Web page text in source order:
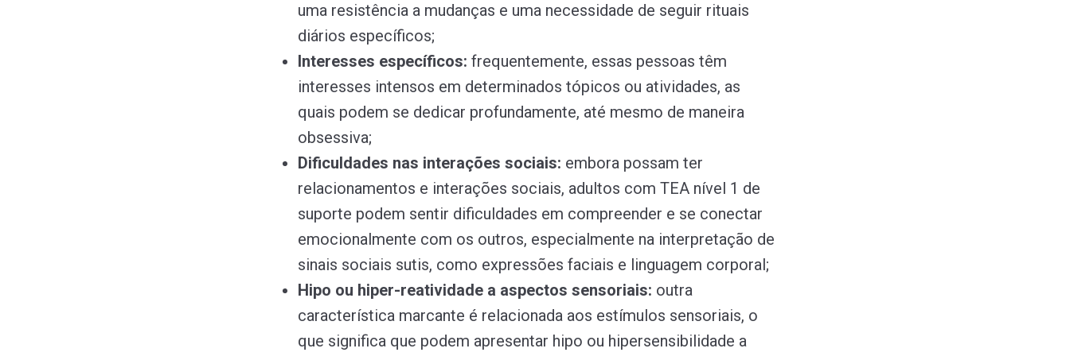
uma resistência a mudanças e uma necessidade de seguir rituais
diários específicos;
Interesses específicos: frequentemente, essas pessoas têm
interesses intensos em determinados tópicos ou atividades, as
quais podem se dedicar profundamente, até mesmo de maneira
obsessiva;
Dificuldades nas interações sociais: embora possam ter
relacionamentos e interações sociais, adultos com TEA nível 1 de
suporte podem sentir dificuldades em compreender e se conectar
emocionalmente com os outros, especialmente na interpretação de
sinais sociais sutis, como expressões faciais e linguagem corporal;
Hipo ou hiper-reatividade a aspectos sensoriais: outra
característica marcante é relacionada aos estímulos sensoriais, o
que significa que podem apresentar hipo ou hipersensibilidade a